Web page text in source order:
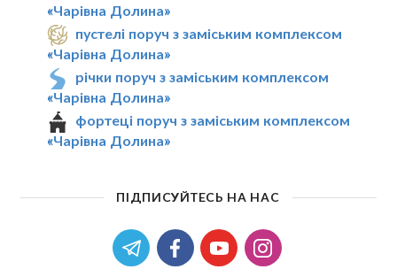
«Чарівна Долина»
пустелі поруч з заміським комплексом
«Чарівна Долина»
річки поруч з заміським комплексом
«Чарівна Долина»
фортеці поруч з заміським комплексом
«Чарівна Долина»
ПІДПИСУЙТЕСЬ НА НАС